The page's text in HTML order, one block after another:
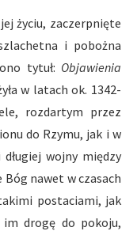
życiu, zaczerpnięte
i pobożna
tytuł: Objawienia
w latach ok. 1342-
rozdartym przez
do Rzymu, jak i w
wojny między
nawet w czasach
postaciami, jak
im drogę do pokoju,